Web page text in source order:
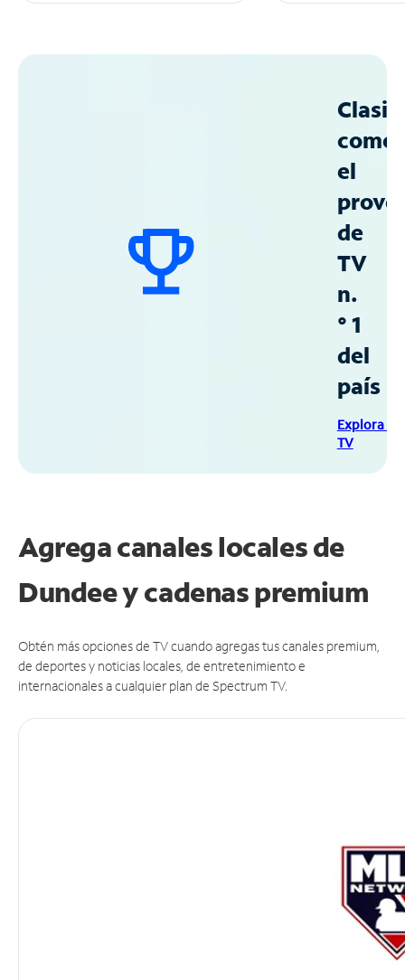
como
el
de
TV
n.
° 1
del
país
Explora
TV
Agrega canales locales de
Dundee y cadenas premium
Obtén más opciones de TV cuando agregas tus canales premium,
de deportes y noticias locales, de entretenimiento e
internacionales a cualquier plan de Spectrum TV.